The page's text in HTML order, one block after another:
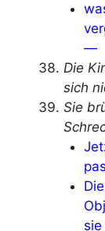
—
Die
sich
Sie